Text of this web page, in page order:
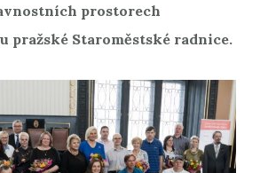
prostorech
pražské Staroměstské radnice.